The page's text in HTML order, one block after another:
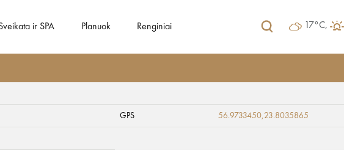
ir SPA Planuok Renginiai 17°C,
GPS 56.9733450,23.8035865